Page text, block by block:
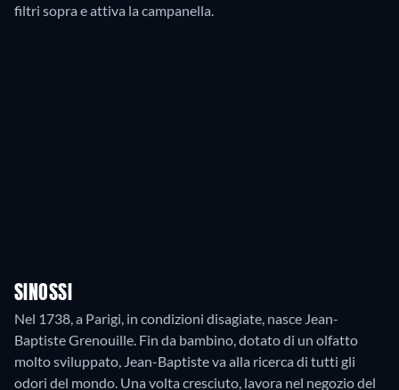
filtri sopra e attiva la campanella.
SINOSSI
Nel 1738, a Parigi, in condizioni disagiate, nasce Jean-
Baptiste Grenouille. Fin da bambino, dotato di un olfatto
molto sviluppato, Jean-Baptiste va alla ricerca di tutti gli
odori del mondo. Una volta cresciuto, lavora nel negozio del